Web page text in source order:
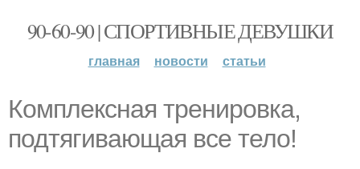
90-60-90 | СПОРТИВНЫЕ ДЕВУШКИ
главная новости статьи
Комплексная тренировка,
подтягивающая все тело!